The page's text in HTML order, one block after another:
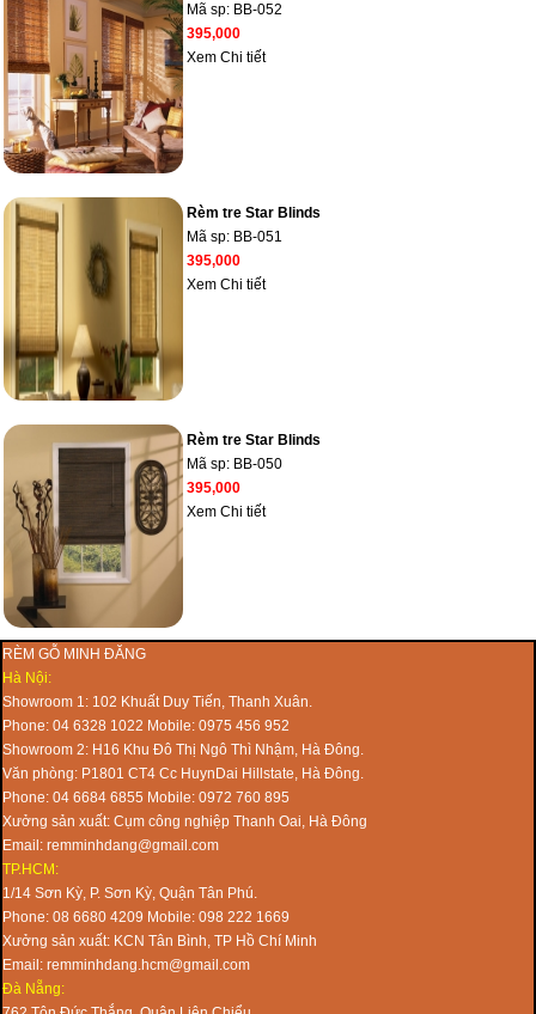
Mã sp: BB-052
395,000
Xem Chi tiết
Rèm tre Star Blinds
Mã sp: BB-051
395,000
Xem Chi tiết
Rèm tre Star Blinds
Mã sp: BB-050
395,000
Xem Chi tiết
RÈM GỖ MINH ĐĂNG
Hà Nội:
Showroom 1: 102 Khuất Duy Tiến, Thanh Xuân.
Phone: 04 6328 1022 Mobile: 0975 456 952
Showroom 2: H16 Khu Đô Thị Ngô Thì Nhậm, Hà Đông.
Văn phòng: P1801 CT4 Cc HuynDai Hillstate, Hà Đông.
Phone: 04 6684 6855 Mobile: 0972 760 895
Xưởng sản xuất: Cụm công nghiệp Thanh Oai, Hà Đông
Email: remminhdang@gmail.com
TP.HCM:
1/14 Sơn Kỳ, P. Sơn Kỳ, Quận Tân Phú.
Phone: 08 6680 4209 Mobile: 098 222 1669
Xưởng sản xuất: KCN Tân Bình, TP Hồ Chí Minh
Email: remminhdang.hcm@gmail.com
Đà Nẵng: